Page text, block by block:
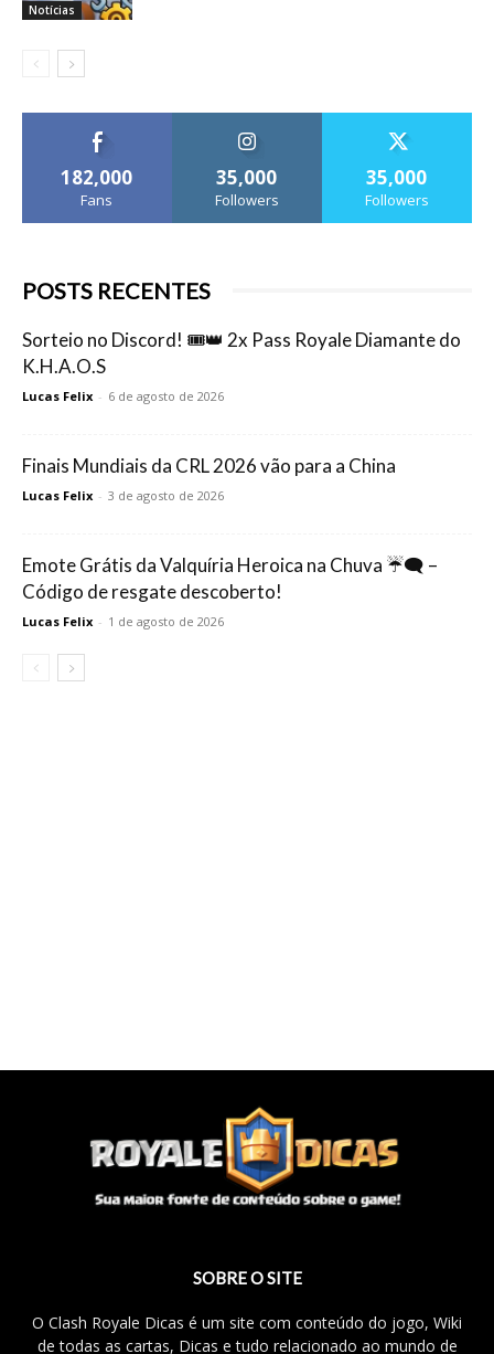
Notícias
182,000
Fans
35,000
Followers
35,000
Followers
POSTS RECENTES
Sorteio no Discord! 🎟️👑 2x Pass Royale Diamante do
K.H.A.O.S
Lucas Felix - 6 de agosto de 2026
Finais Mundiais da CRL 2026 vão para a China
Lucas Felix - 3 de agosto de 2026
Emote Grátis da Valquíria Heroica na Chuva ☔🗨️ –
Código de resgate descoberto!
Lucas Felix - 1 de agosto de 2026
SOBRE O SITE
O Clash Royale Dicas é um site com conteúdo do jogo, Wiki
de todas as cartas, Dicas e tudo relacionado ao mundo de